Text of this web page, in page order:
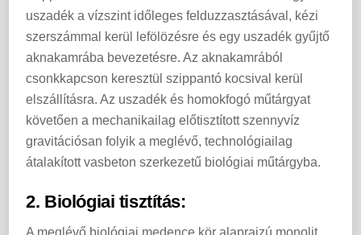
uszadék a vízszint időleges felduzzasztásával, kézi
szerszámmal kerül lefölözésre és egy uszadék gyűjtő
aknakamrába bevezetésre. Az aknakamrából
csonkkapcson keresztül szippantó kocsival kerül
elszállításra. Az uszadék és homokfogó műtárgyat
követően a mechanikailag előtisztított szennyvíz
gravitációsan folyik a meglévő, technológiailag
átalakított vasbeton szerkezetű biológiai műtárgyba.
2. Biológiai tisztítás: